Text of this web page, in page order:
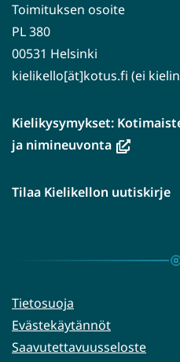
Toimituksen osoite
PL 380
00531 Helsinki
kielikello[ät]kotus.fi (ei
Kielikysymykset:
ja nimineuvonta(avautuu
ikkunaan,
palveluun)
Tilaa Kielikellon uutiskirje
Tietosuoja
Evästekäytännöt
Saavutettavuusseloste